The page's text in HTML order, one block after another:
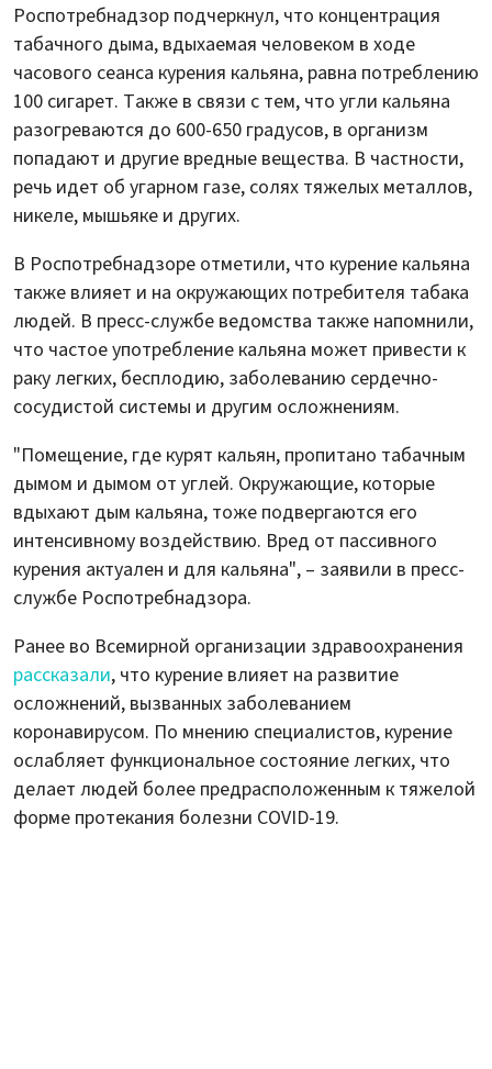
Роспотребнадзор подчеркнул, что концентрация
табачного дыма, вдыхаемая человеком в ходе
часового сеанса курения кальяна, равна потреблению
100 сигарет. Также в связи с тем, что угли кальяна
разогреваются до 600-650 градусов, в организм
попадают и другие вредные вещества. В частности,
речь идет об угарном газе, солях тяжелых металлов,
никеле, мышьяке и других.
В Роспотребнадзоре отметили, что курение кальяна
также влияет и на окружающих потребителя табака
людей. В пресс-службе ведомства также напомнили,
что частое употребление кальяна может привести к
раку легких, бесплодию, заболеванию сердечно-
сосудистой системы и другим осложнениям.
"Помещение, где курят кальян, пропитано табачным
дымом и дымом от углей. Окружающие, которые
вдыхают дым кальяна, тоже подвергаются его
интенсивному воздействию. Вред от пассивного
курения актуален и для кальяна", – заявили в пресс-
службе Роспотребнадзора.
Ранее во Всемирной организации здравоохранения
рассказали, что курение влияет на развитие
осложнений, вызванных заболеванием
коронавирусом. По мнению специалистов, курение
ослабляет функциональное состояние легких, что
делает людей более предрасположенным к тяжелой
форме протекания болезни COVID-19.